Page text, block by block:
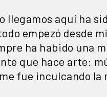
llegamos aquí ha
empezó desde
ha habido una
que hace arte:
fue inculcando